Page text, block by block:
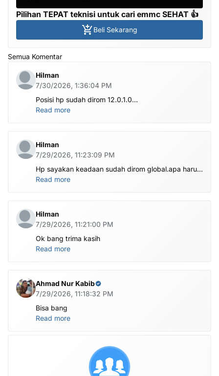
Pilihan TEPAT teknisi untuk cari emmc SEHAT 👍
Beli Sekarang
Semua Komentar
Hilman
7/30/2026, 1:36:04 PM
Posisi hp sudah dirom 12.0.1.0
.habis ubl apa perlu flash Rom lagi om.tolong om
Read more
Hilman
7/29/2026, 11:23:09 PM
Hp sayakan keadaan sudah dirom global.apa harus
ditest poin dlu bang
Read more
Hilman
7/29/2026, 11:21:00 PM
Ok bang trima kasih
Read more
Ahmad Nur Kabib
7/29/2026, 11:18:32 PM
Bisa bang
Read more